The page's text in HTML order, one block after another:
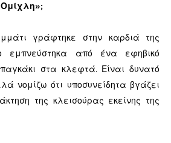
γράφτηκε στην καρδιά της
εμπνεύστηκα από ένα εφηβικό
στα κλεφτά. Είναι δυνατό
νομίζω ότι υποσυνείδητα βγάζει
της κλεισούρας εκείνης της